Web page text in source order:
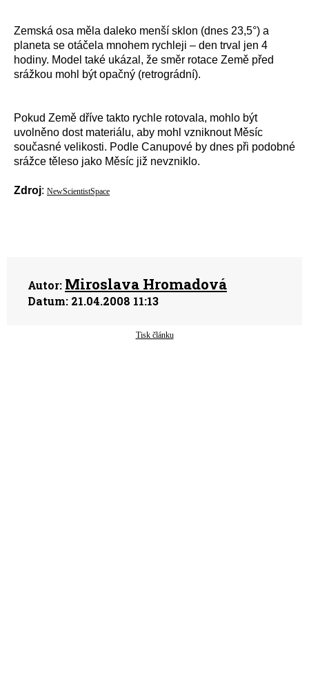
Zemská osa měla daleko menší sklon (dnes 23,5°) a
planeta se otáčela mnohem rychleji – den trval jen 4
hodiny. Model také ukázal, že směr rotace Země před
srážkou mohl být opačný (retrográdní).
Pokud Země dříve takto rychle rotovala, mohlo být
uvolněno dost materiálu, aby mohl vzniknout Měsíc
současné velikosti. Podle Canupové by dnes při podobné
srážce těleso jako Měsíc již nevzniklo.
Zdroj: NewScientistSpace
Autor: Miroslava Hromadová
Datum: 21.04.2008 11:13
Tisk článku